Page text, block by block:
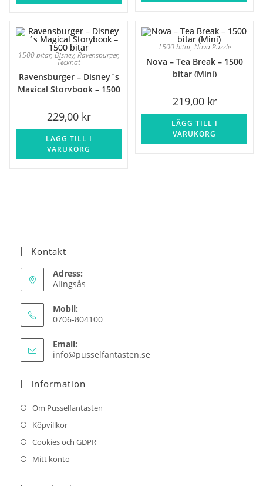
1500 bitar, Disney, Ravensburger,
Tecknat
Ravensburger – Disney´s
Magical Storybook – 1500
229,00 kr
LÄGG TILL I
VARUKORG
1500 bitar, Nova Puzzle
Nova – Tea Break – 1500
bitar (Mini)
219,00 kr
LÄGG TILL I
VARUKORG
Kontakt
Adress:
Alingsås
Mobil:
0706-804100
Email:
info@pusselfantasten.se
Information
Om Pusselfantasten
Köpvillkor
Cookies och GDPR
Mitt konto